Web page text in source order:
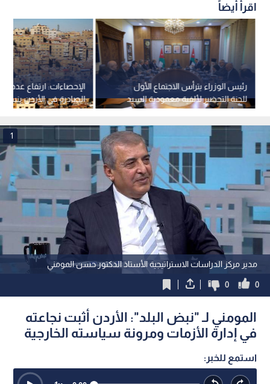
اقرأ أيضاً
الإحصاءات: ارتفاع عدد
النصف الأول من عام 2026
رئيس الوزراء يترأس الاجتماع الأول
للجنة التحضير لألفية معمودية السيد
المسيح 2030
مدير مركز الدراسات الاستراتيجية الأستاذ الدكتور حسن المومني
1
0
0
المومني لـ "نبض البلد": الأردن أثبت نجاعته
في إدارة الأزمات ومرونة سياسته الخارجية
استمع للخبر: